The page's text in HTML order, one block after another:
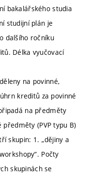
bakalářského studia
studijní plán je
dalšího ročníku
Délka vyučovací
na povinné,
kreditů za povinné
na předměty
(PVP typu B)
skupin: 1. „dějiny a
Počty
skupinách se